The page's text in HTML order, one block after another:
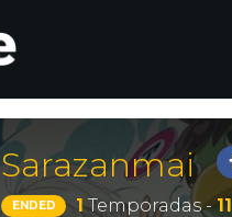
Sarazanmai
ENDED 1Temporadas -11